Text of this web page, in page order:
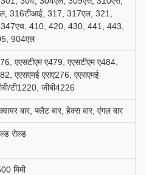
316टीआई, 317, 317एल, 321,
410, 420, 430, 441, 443,
904एल
एएसटीएम ए479, एएसटीएम ए484,
एएसएमई एसए276, एएसएमई
टी1220, जीबी4226
बार, फ्लैट बार, हेक्स बार, एंगल बार
रोल्ड
मिमी